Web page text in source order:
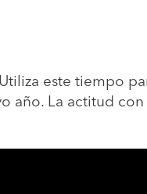
este tiempo
año. La actitud